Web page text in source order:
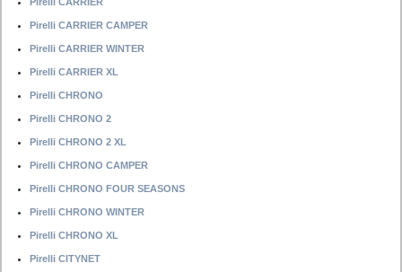
Pirelli CARRIER CAMPER
Pirelli CARRIER WINTER
Pirelli CARRIER XL
Pirelli CHRONO
Pirelli CHRONO 2
Pirelli CHRONO 2 XL
Pirelli CHRONO CAMPER
Pirelli CHRONO FOUR SEASONS
Pirelli CHRONO WINTER
Pirelli CHRONO XL
Pirelli CITYNET